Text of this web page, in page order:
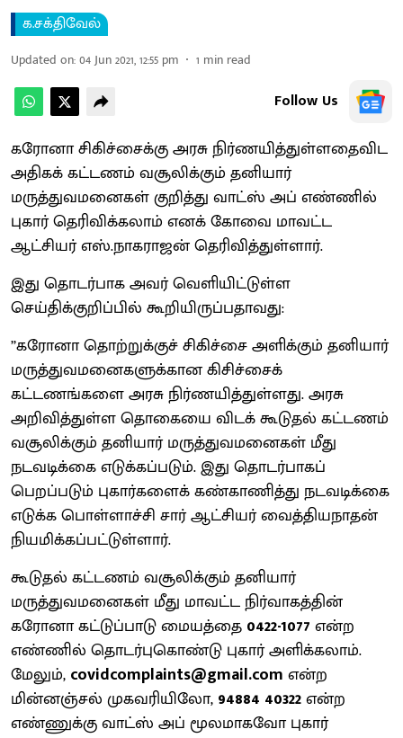
க.சக்திவேல்
Updated on:04 Jun 2021, 12:55 pm 1 min read
Follow Us
கரோனா சிகிச்சைக்கு அரசு நிர்ணயித்துள்ளதைவிட
அதிகக் கட்டணம் வசூலிக்கும் தனியார்
மருத்துவமனைகள் குறித்து வாட்ஸ் அப் எண்ணில்
புகார் தெரிவிக்கலாம் எனக் கோவை மாவட்ட
ஆட்சியர் எஸ்.நாகராஜன் தெரிவித்துள்ளார்.
இது தொடர்பாக அவர் வெளியிட்டுள்ள
செய்திக்குறிப்பில் கூறியிருப்பதாவது:
’’கரோனா தொற்றுக்குச் சிகிச்சை அளிக்கும் தனியார்
மருத்துவமனைகளுக்கான கிசிச்சைக்
கட்டணங்களை அரசு நிர்ணயித்துள்ளது. அரசு
அறிவித்துள்ள தொகையை விடக் கூடுதல் கட்டணம்
வசூலிக்கும் தனியார் மருத்துவமனைகள் மீது
நடவடிக்கை எடுக்கப்படும். இது தொடர்பாகப்
பெறப்படும் புகார்களைக் கண்காணித்து நடவடிக்கை
எடுக்க பொள்ளாச்சி சார் ஆட்சியர் வைத்தியநாதன்
நியமிக்கப்பட்டுள்ளார்.
கூடுதல் கட்டணம் வசூலிக்கும் தனியார்
மருத்துவமனைகள் மீது மாவட்ட நிர்வாகத்தின்
கரோனா கட்டுப்பாடு மையத்தை 0422-1077 என்ற
எண்ணில் தொடர்புகொண்டு புகார் அளிக்கலாம்.
மேலும், covidcomplaints@gmail.com என்ற
மின்னஞ்சல் முகவரியிலோ, 94884 40322என்ற
எண்ணுக்கு வாட்ஸ் அப் மூலமாகவோ புகார்